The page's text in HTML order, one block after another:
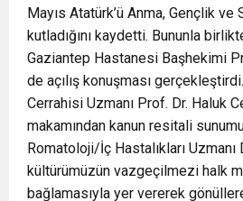
Mayıs Atatürk’ü Anma, Gençlik ve
kutladığını kaydetti. Bununla
Gaziantep Hastanesi Başhekimi
de açılış konuşması
Cerrahisi Uzmanı Prof. Dr. Haluk
makamından kanun resitali
Romatoloji/İç Hastalıkları Uzmanı
kültürümüzün vazgeçilmezi halk
bağlamasıyla yer vererek